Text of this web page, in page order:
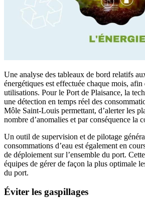
Une analyse des tableaux de bord relatifs
énergétiques est effectuée chaque mois,
utilisations. Pour le Port de Plaisance, la
une détection en temps réel des
Môle Saint-Louis permettant, d’alerter les
nombre d’anomalies et par conséquence la
Un outil de supervision et de pilotage
consommations d’eau est également en
de déploiement sur l’ensemble du port.
équipes de gérer de façon la plus optimale
du port.
Éviter les gaspillages